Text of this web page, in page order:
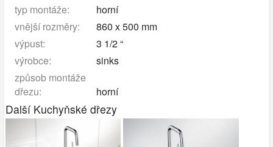
typ montáže:
horní
vnější rozměry:
860 x 500 mm
výpust:
3 1/2 “
výrobce:
sinks
způsob montáže
dřezu:
horní
Další Kuchyňské dřezy